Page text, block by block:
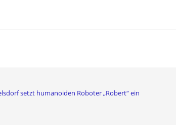
setzt humanoiden Roboter „Robert“ ein